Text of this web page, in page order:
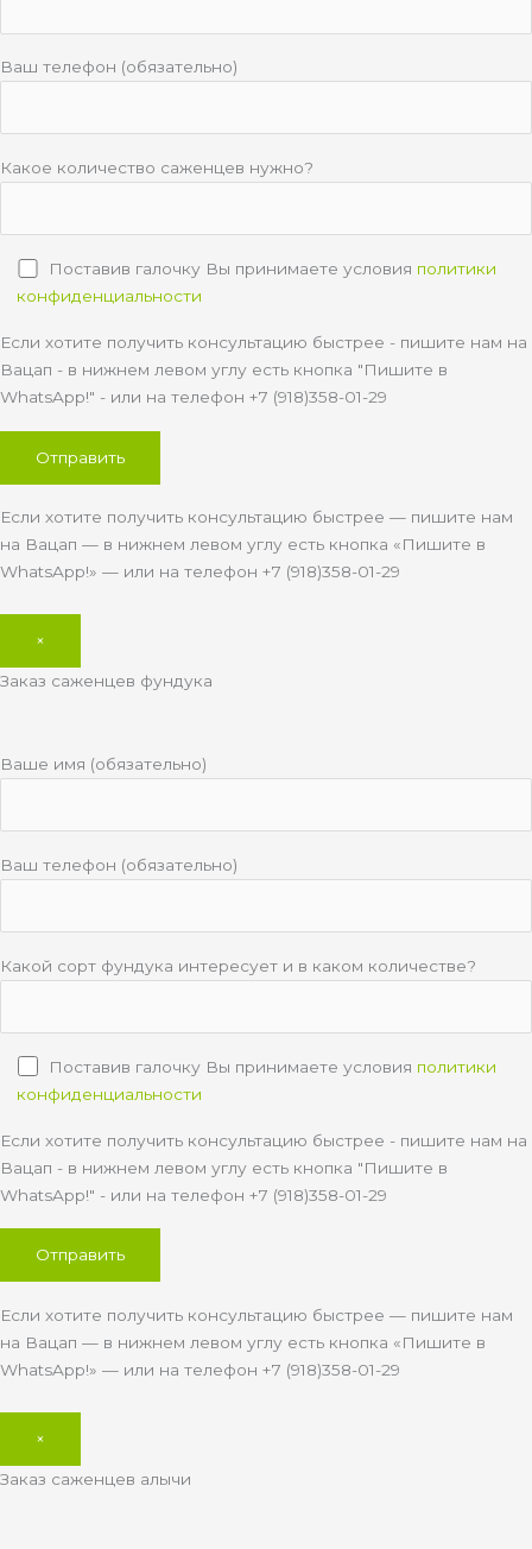
Ваш телефон (обязательно)
Какое количество саженцев нужно?
Поставив галочку Вы принимаете условия политики
конфиденциальности
Если хотите получить консультацию быстрее - пишите нам на
Вацап - в нижнем левом углу есть кнопка "Пишите в
WhatsApp!" - или на телефон +7 (918)358-01-29
Если хотите получить консультацию быстрее — пишите нам
на Вацап — в нижнем левом углу есть кнопка «Пишите в
WhatsApp!» — или на телефон +7 (918)358-01-29
×
Заказ саженцев фундука
Ваше имя (обязательно)
Ваш телефон (обязательно)
Какой сорт фундука интересует и в каком количестве?
Поставив галочку Вы принимаете условия политики
конфиденциальности
Если хотите получить консультацию быстрее - пишите нам на
Вацап - в нижнем левом углу есть кнопка "Пишите в
WhatsApp!" - или на телефон +7 (918)358-01-29
Если хотите получить консультацию быстрее — пишите нам
на Вацап — в нижнем левом углу есть кнопка «Пишите в
WhatsApp!» — или на телефон +7 (918)358-01-29
×
Заказ саженцев алычи